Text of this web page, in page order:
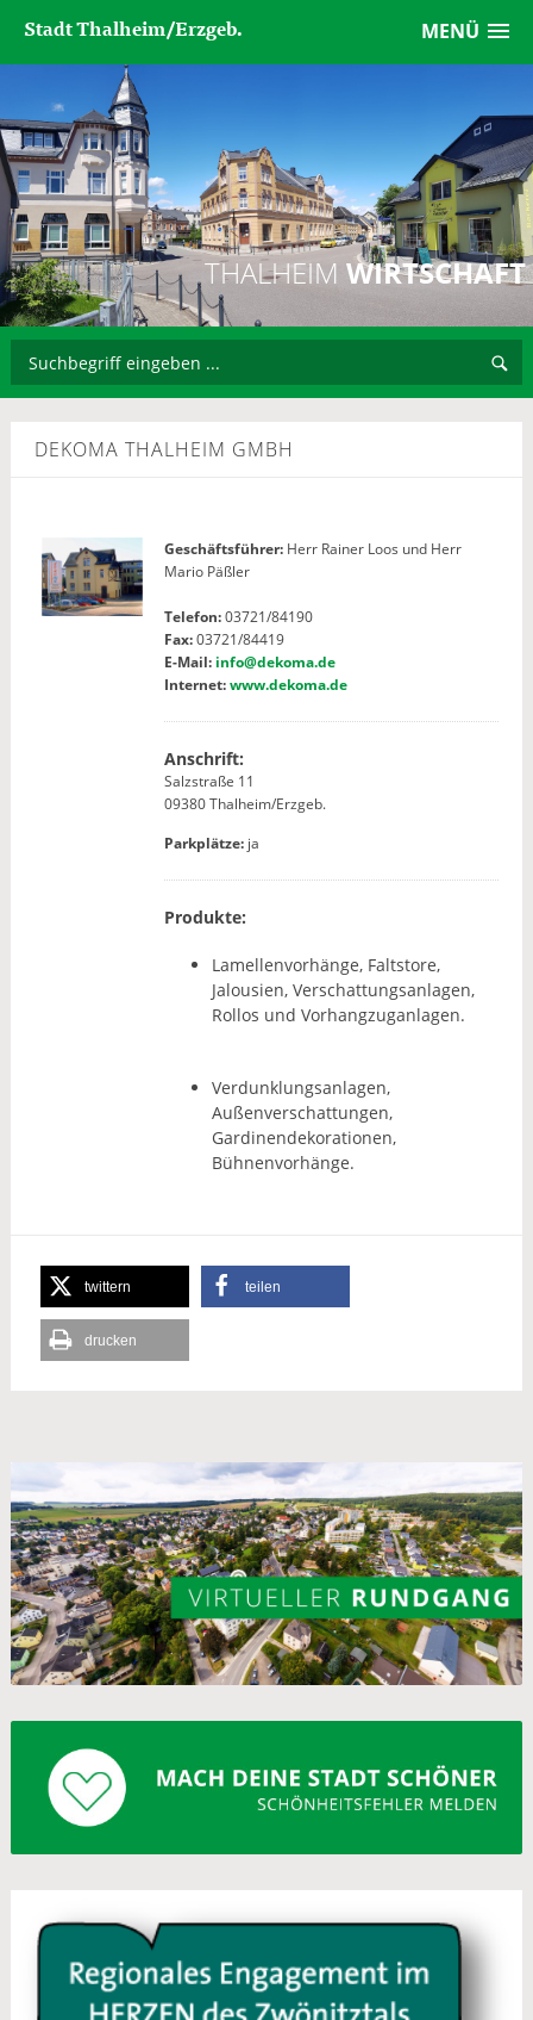
MENÜ
Stadt Thalheim/Erzgeb.
THALHEIM WIRTSCHAFT
DEKOMA THALHEIM GMBH
Geschäftsführer: Herr Rainer Loos und Herr
Mario Päßler
Telefon:03721/84190
Fax:03721/84419
E-Mail: info@dekoma.de
Internet:www.dekoma.de
Anschrift:
Salzstraße 11
09380 Thalheim/Erzgeb.
Parkplätze: ja
Produkte:
Lamellenvorhänge, Faltstore,
Jalousien, Verschattungsanlagen,
Rollos und Vorhangzuganlagen.
Verdunklungsanlagen,
Außenverschattungen,
Gardinendekorationen,
Bühnenvorhänge.
twittern teilen
drucken